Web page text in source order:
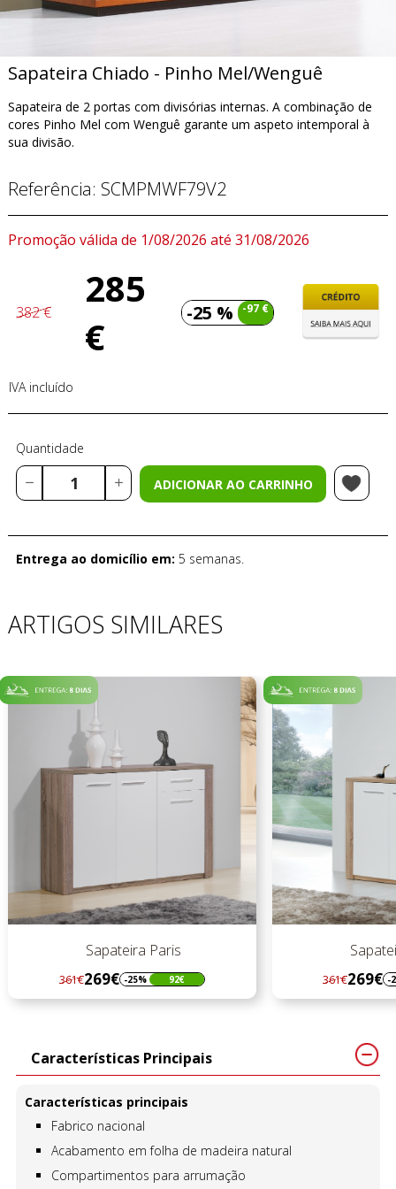
Sapateira Chiado - Pinho Mel/Wenguê
Sapateira de 2 portas com divisórias internas. A combinação de
cores Pinho Mel com Wenguê garante um aspeto intemporal à
sua divisão.
Referência: SCMPMWF79V2
Promoção válida de 1/08/2026 até 31/08/2026
382 €
285
€
-25 % -97 €
IVA incluído
Quantidade
ADICIONAR AO CARRINHO
Entrega ao domicílio em: 5 semanas.
ARTIGOS SIMILARES
Sapateira Paris
Regular
preço
361€269€
Preço -25% 92€
Regular
preço
361€269€
Preço -
Características Principais
Características principais
Fabrico nacional
Acabamento em folha de madeira natural
Compartimentos para arrumação